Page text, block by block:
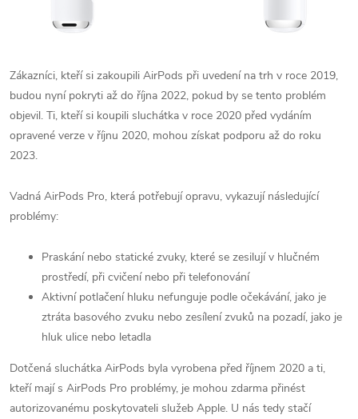
Zákazníci, kteří si zakoupili AirPods při uvedení na trh v roce 2019,
budou nyní pokryti až do října 2022, pokud by se tento problém
objevil. Ti, kteří si koupili sluchátka v roce 2020 před vydáním
opravené verze v říjnu 2020, mohou získat podporu až do roku
2023.
Vadná ‌AirPods Pro‌, která potřebují opravu, vykazují následující
problémy:
Praskání nebo statické zvuky, které se zesilují v hlučném
prostředí, při cvičení nebo při telefonování
Aktivní potlačení hluku nefunguje podle očekávání, jako je
ztráta basového zvuku nebo zesílení zvuků na pozadí, jako je
hluk ulice nebo letadla
Dotčená sluchátka AirPods byla vyrobena před říjnem 2020 a ti,
kteří mají s ‌AirPods Pro‌ problémy, je mohou zdarma přinést
autorizovanému poskytovateli služeb Apple. U nás tedy stačí